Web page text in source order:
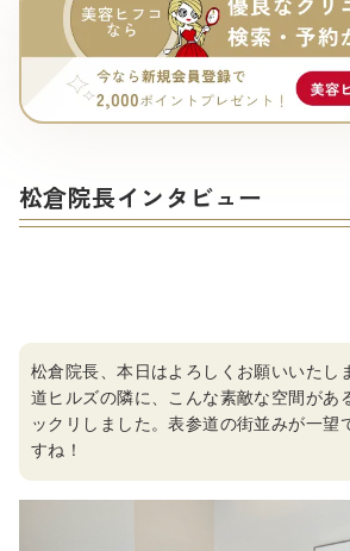
松倉院長インタビュー
松倉院長、本日はよろしくお願いいたし
道ヒルズの隣に、こんな素敵な空間があ
ックリしました。表参道の街並みが一望
すね！